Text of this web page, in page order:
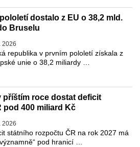
dostalo z EU o 38,2 mld.
Bruselu
2026
republika v prvním pololetí získala z
unie o 38,2 miliardy …
příštím roce dostat deficit
400 miliard Kč
2026
státního rozpočtu ČR na rok 2027 má
pod hranicí …